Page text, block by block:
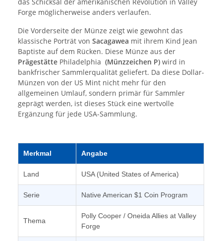
Forge möglicherweise anders verlaufen.
Die Vorderseite der Münze zeigt wie gewohnt das
klassische Porträt von Sacagawea mit ihrem Kind Jean
Baptiste auf dem Rücken. Diese Münze aus der
Prägestätte Philadelphia (Münzzeichen P) wird in
bankfrischer Sammlerqualität geliefert. Da diese Dollar-
Münzen von der US Mint nicht mehr für den
allgemeinen Umlauf, sondern primär für Sammler
geprägt werden, ist dieses Stück eine wertvolle
Ergänzung für jede USA-Sammlung.
Merkmal Angabe
Land USA (United States of America)
Serie Native American $1 Coin Program
Thema
Polly Cooper / Oneida Allies at Valley
Forge